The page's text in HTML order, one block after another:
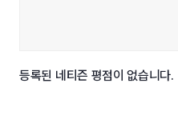
등록된 네티즌 평점이 없습니다.